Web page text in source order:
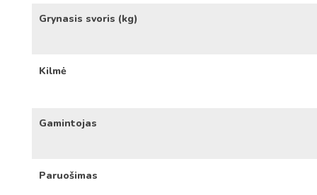
Grynasis svoris (kg)
Kilmė
Gamintojas
Paruošimas